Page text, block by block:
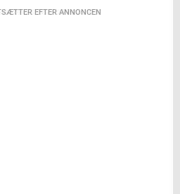
EFTER ANNONCEN